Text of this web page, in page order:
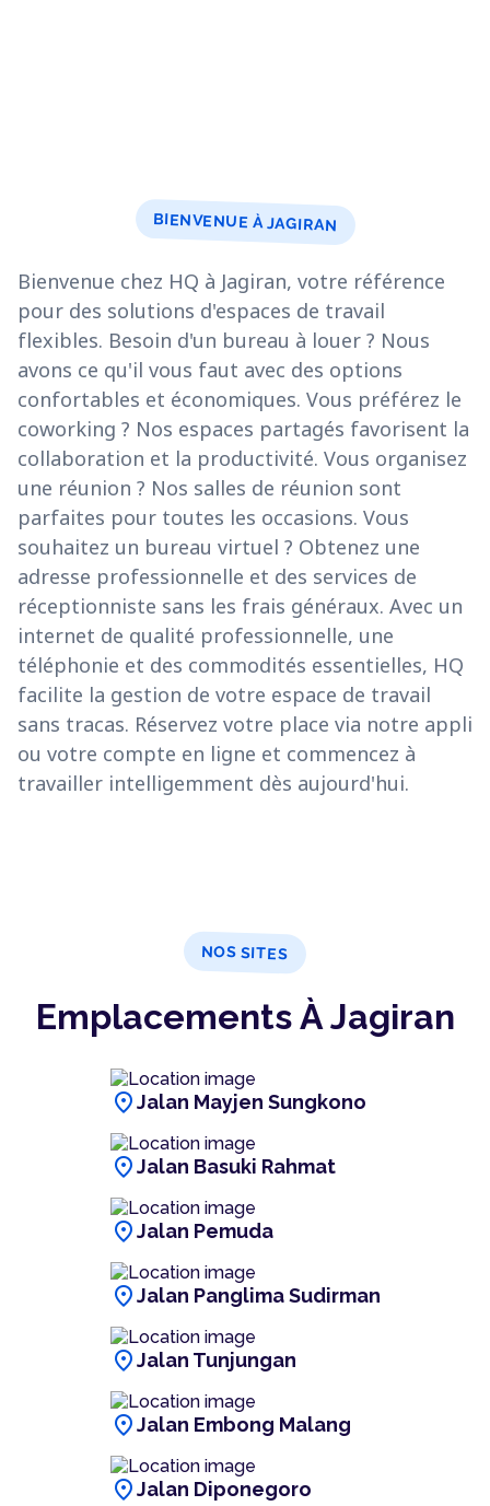
BIENVENUE À JAGIRAN
Bienvenue chez HQ à Jagiran, votre référence
pour des solutions d'espaces de travail
flexibles. Besoin d'un bureau à louer ? Nous
avons ce qu'il vous faut avec des options
confortables et économiques. Vous préférez le
coworking ? Nos espaces partagés favorisent la
collaboration et la productivité. Vous organisez
une réunion ? Nos salles de réunion sont
parfaites pour toutes les occasions. Vous
souhaitez un bureau virtuel ? Obtenez une
adresse professionnelle et des services de
réceptionniste sans les frais généraux. Avec un
internet de qualité professionnelle, une
téléphonie et des commodités essentielles, HQ
facilite la gestion de votre espace de travail
sans tracas. Réservez votre place via notre appli
ou votre compte en ligne et commencez à
travailler intelligemment dès aujourd'hui.
NOS SITES
Emplacements À Jagiran
location_onJalan Mayjen Sungkono
location_onJalan Basuki Rahmat
location_onJalan Pemuda
location_onJalan Panglima Sudirman
location_onJalan Tunjungan
location_onJalan Embong Malang
location_onJalan Diponegoro